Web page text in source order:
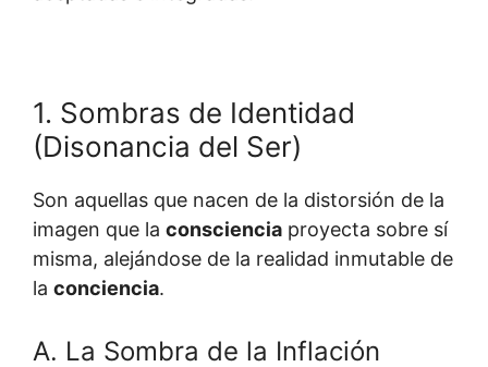
1. Sombras de Identidad
(Disonancia del Ser)
Son aquellas que nacen de la distorsión de la
imagen que la consciencia proyecta sobre sí
misma, alejándose de la realidad inmutable de
la conciencia.
A. La Sombra de la Inflación